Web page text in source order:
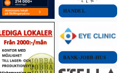
HANDEL
BANK-JOBB-HUS